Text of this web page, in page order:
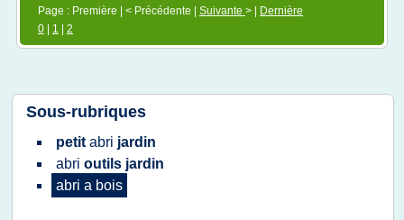
Page : Première | < Précédente | Suivante > |
Dernière
0
1 2
Sous-rubriques
petit abri jardin
abri outils jardin
abri a bois